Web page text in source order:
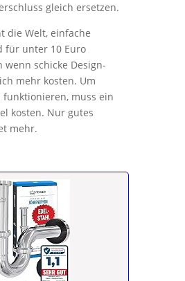
gleich ersetzen.
die Welt, einfache
für unter 10 Euro
wenn schicke Design-
mehr kosten. Um
muss ein
kosten. Nur gutes
mehr.